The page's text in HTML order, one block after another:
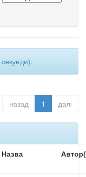
назад 1 далі
Назва